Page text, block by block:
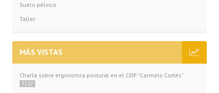
Suelo pélvico
Taller
MÁS VISTAS
Charla sobre ergonomía postural en el CEIP "Carmelo Cortés"
7217